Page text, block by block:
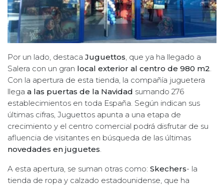
Por un lado, destaca Juguettos, que ya ha llegado a
Salera con un gran local exterior al centro de 980 m2.
Con la apertura de esta tienda, la compañía juguetera
llega a las puertas de la Navidad sumando 276
establecimientos en toda España. Según indican sus
últimas cifras, Juguettos apunta a una etapa de
crecimiento y el centro comercial podrá disfrutar de su
afluencia de visitantes en búsqueda de las últimas
novedades en juguetes.
A esta apertura, se suman otras como: Skechers- la
tienda de ropa y calzado estadounidense, que ha